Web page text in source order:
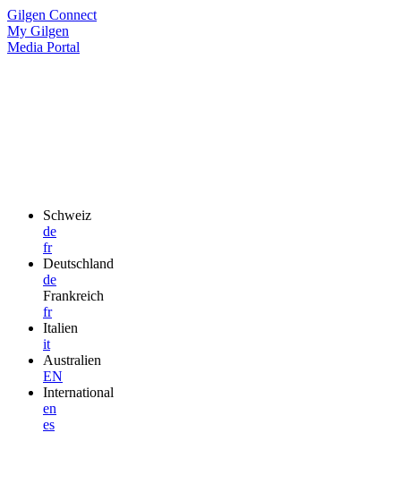
Gilgen Connect
My Gilgen
Media Portal
Schweiz
de
fr
Deutschland
de
Frankreich
fr
Italien
it
Australien
EN
International
en
es